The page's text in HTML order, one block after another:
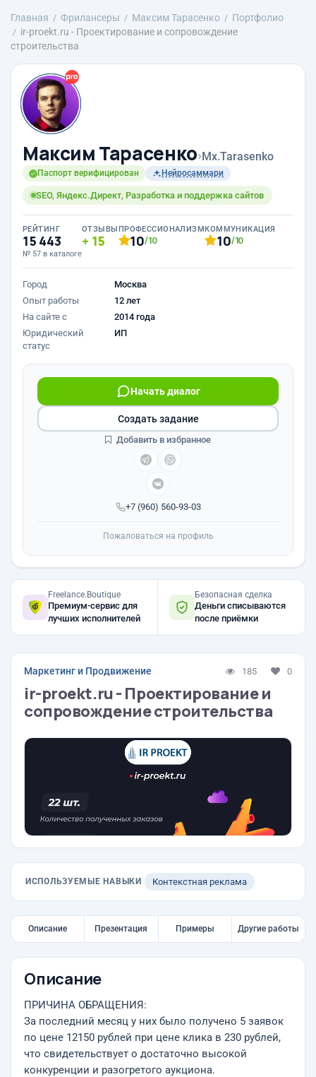
Главная Фрилансеры Максим Тарасенко
Портфолио
ir-proekt.ru - Проектирование и сопровождение
строительства
Максим Тарасенко›Mx.Tarasenko
Паспорт верифицирован Нейросаммари
SEO, Яндекс.Директ, Разработка и поддержка сайтов
РЕЙТИНГ
15 443
№ 57 в каталоге
ОТЗЫВЫ
15
ПРОФЕССИОНАЛИЗМ
10/10
КОММУНИКАЦИЯ
10/10
Город
Москва
Опыт работы
12 лет
На сайте с
2014 года
Юридический
статус
ИП
+7 (960) 560-93-03
Начать диалог
Создать задание
Добавить в избранное
Пожаловаться на профиль
Freelance.Boutique
Премиум-сервис для
лучших исполнителей
Безопасная сделка
Деньги списываются
после приёмки
Маркетинг и Продвижение 185 0
ir-proekt.ru - Проектирование и
сопровождение строительства
ИСПОЛЬЗУЕМЫЕ НАВЫКИ Контекстная реклама
Описание Презентация Примеры Другие работы
Описание
ПРИЧИНА ОБРАЩЕНИЯ:
За последний месяц у них было получено 5 заявок
по цене 12150 рублей при цене клика в 230 рублей,
что свидетельствует о достаточно высокой
конкуренции и разогретого аукциона.